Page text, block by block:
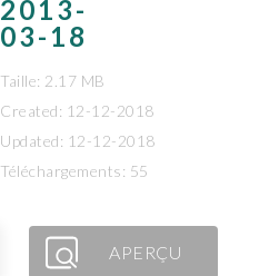
2013-
03-18
Taille: 2.17 MB
Created: 12-12-2018
Updated: 12-12-2018
Téléchargements: 55
APERÇU